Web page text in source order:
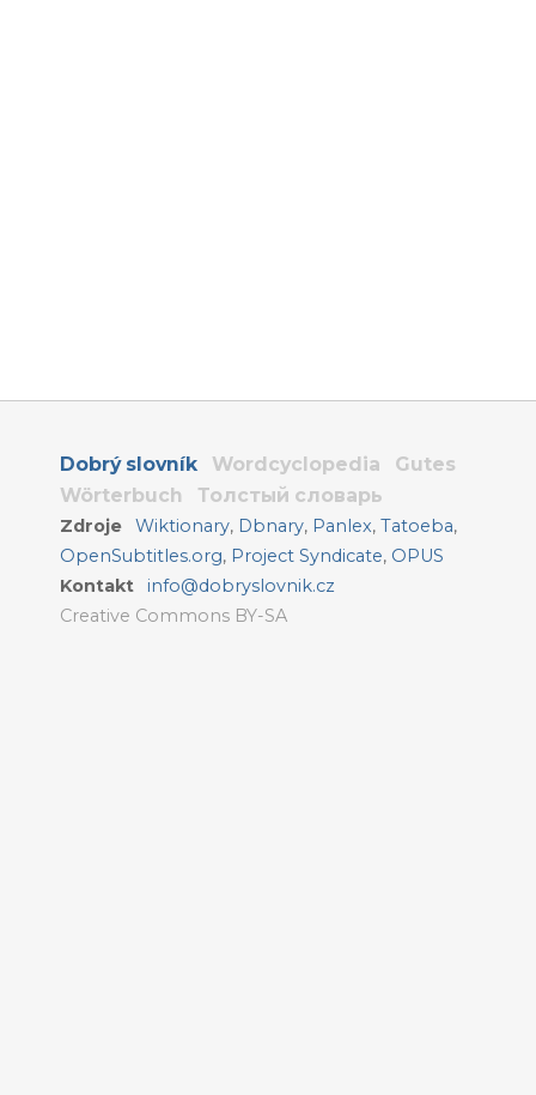
Dobrý slovník Wordcyclopedia
Gutes
Wörterbuch
Толстый словарь
Zdroje Wiktionary, Dbnary, Panlex,Tatoeba,
OpenSubtitles.org, Project Syndicate, OPUS
Kontakt
info@dobryslovnik.cz
Creative Commons BY-SA